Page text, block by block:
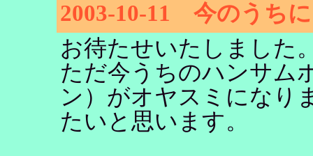
2003-10-11 今のうち
お待たせいたしました
ただ今うちのハンサム
ン）がオヤスミになり
たいと思います。